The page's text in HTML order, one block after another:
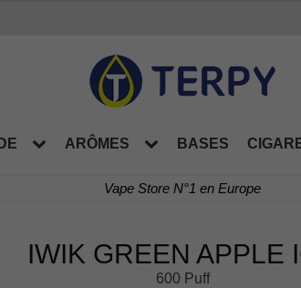
ARÔMES BASES
Vape Store N°1 en Europe
IWIK GREEN APPLE
600 Puff